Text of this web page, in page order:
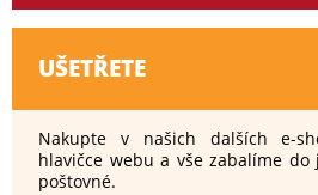
UŠETŘETE
Nakupte v našich dalších e-
hlavičce webu a vše zabalíme
poštovné.